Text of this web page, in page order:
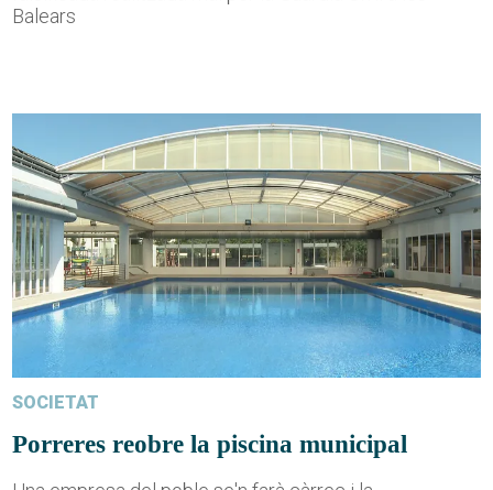
Balears
SOCIETAT
Porreres reobre la piscina municipal